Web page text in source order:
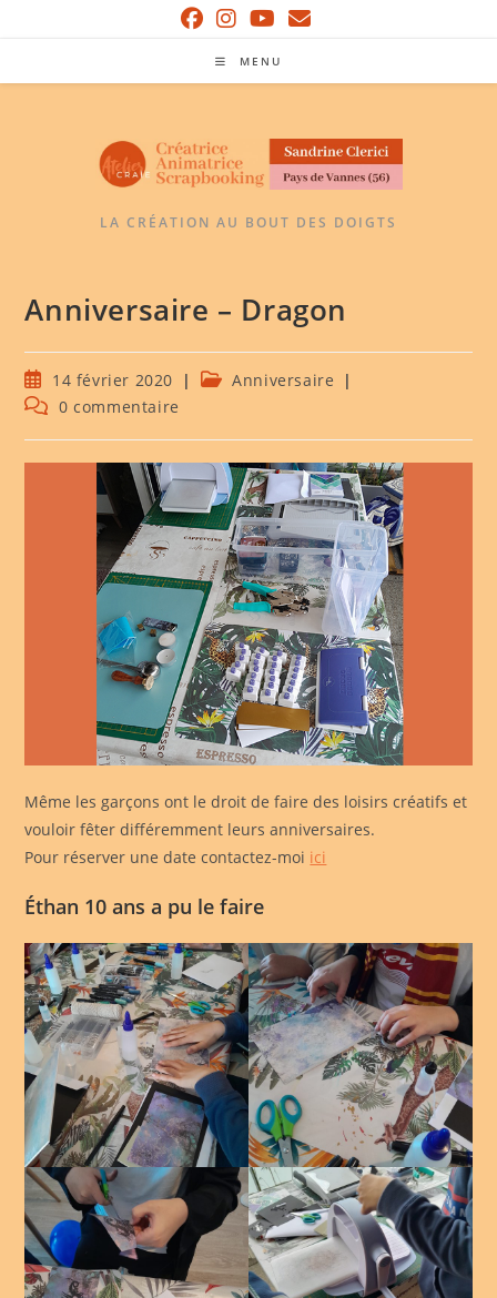
MENU
LA CRÉATION AU BOUT DES DOIGTS
Anniversaire – Dragon
Publication
publiée :
14 février 2020
PostAnniversaire
Commentaires
la
publication :
0 commentaire
Même les garçons ont le droit de faire des loisirs créatifs et
vouloir fêter différemment leurs anniversaires.
Pour réserver une date contactez-moi ici
Éthan 10 ans a pu le faire